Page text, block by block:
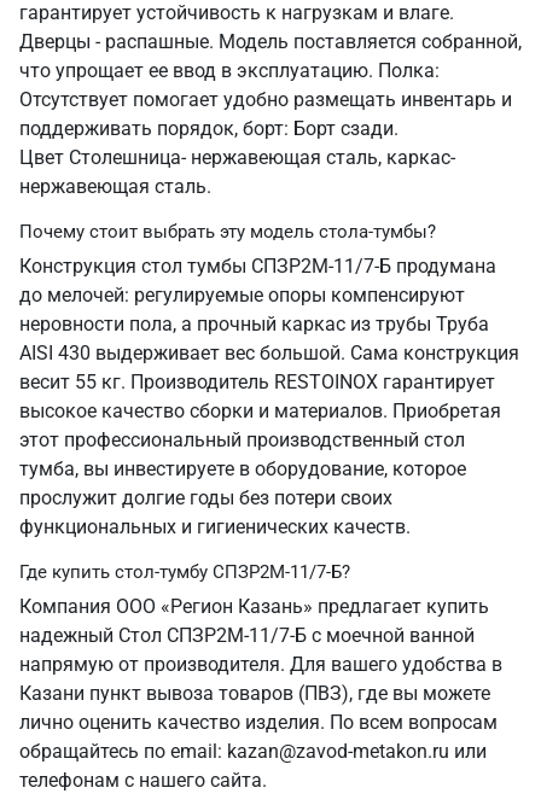
гарантирует устойчивость к нагрузкам и влаге.
Дверцы - распашные. Модель поставляется собранной,
что упрощает ее ввод в эксплуатацию. Полка:
Отсутствует помогает удобно размещать инвентарь и
поддерживать порядок, борт: Борт сзади.
Цвет Столешница- нержавеющая сталь, каркас-
нержавеющая сталь.
Почему стоит выбрать эту модель стола-тумбы?
Конструкция стол тумбы СПЗР2М-11/7-Б продумана
до мелочей: регулируемые опоры компенсируют
неровности пола, а прочный каркас из трубы Труба
AISI 430 выдерживает вес большой. Сама конструкция
весит 55 кг. Производитель RESTOINOX гарантирует
высокое качество сборки и материалов. Приобретая
этот профессиональный производственный стол
тумба, вы инвестируете в оборудование, которое
прослужит долгие годы без потери своих
функциональных и гигиенических качеств.
Где купить стол-тумбу СПЗР2М-11/7-Б?
Компания ООО «Регион Казань» предлагает купить
надежный Стол СПЗР2М-11/7-Б с моечной ванной
напрямую от производителя. Для вашего удобства в
Казани пункт вывоза товаров (ПВЗ), где вы можете
лично оценить качество изделия. По всем вопросам
обращайтесь по email: kazan@zavod-metakon.ru или
телефонам с нашего сайта.